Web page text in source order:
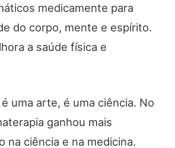
medicamente para
do corpo, mente e espírito.
a saúde física e
uma arte, é uma ciência. No
ganhou mais
na ciência e na medicina.